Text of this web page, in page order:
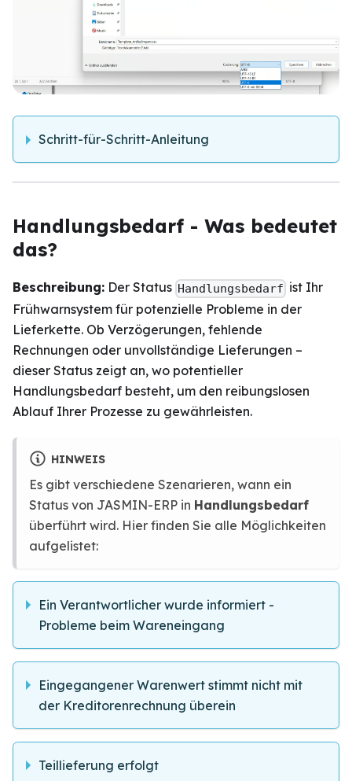
Schritt-für-Schritt-Anleitung
Handlungsbedarf - Was bedeutet
das?
Beschreibung: Der Status Handlungsbedarf ist Ihr
Frühwarnsystem für potenzielle Probleme in der
Lieferkette. Ob Verzögerungen, fehlende
Rechnungen oder unvollständige Lieferungen –
dieser Status zeigt an, wo potentieller
Handlungsbedarf besteht, um den reibungslosen
Ablauf Ihrer Prozesse zu gewährleisten.
HINWEIS
Es gibt verschiedene Szenarieren, wann ein
Status von JASMIN-ERP in Handlungsbedarf
überführt wird. Hier finden Sie alle Möglichkeiten
aufgelistet:
Ein Verantwortlicher wurde informiert -
Probleme beim Wareneingang
Eingegangener Warenwert stimmt nicht mit
der Kreditorenrechnung überein
Teillieferung erfolgt